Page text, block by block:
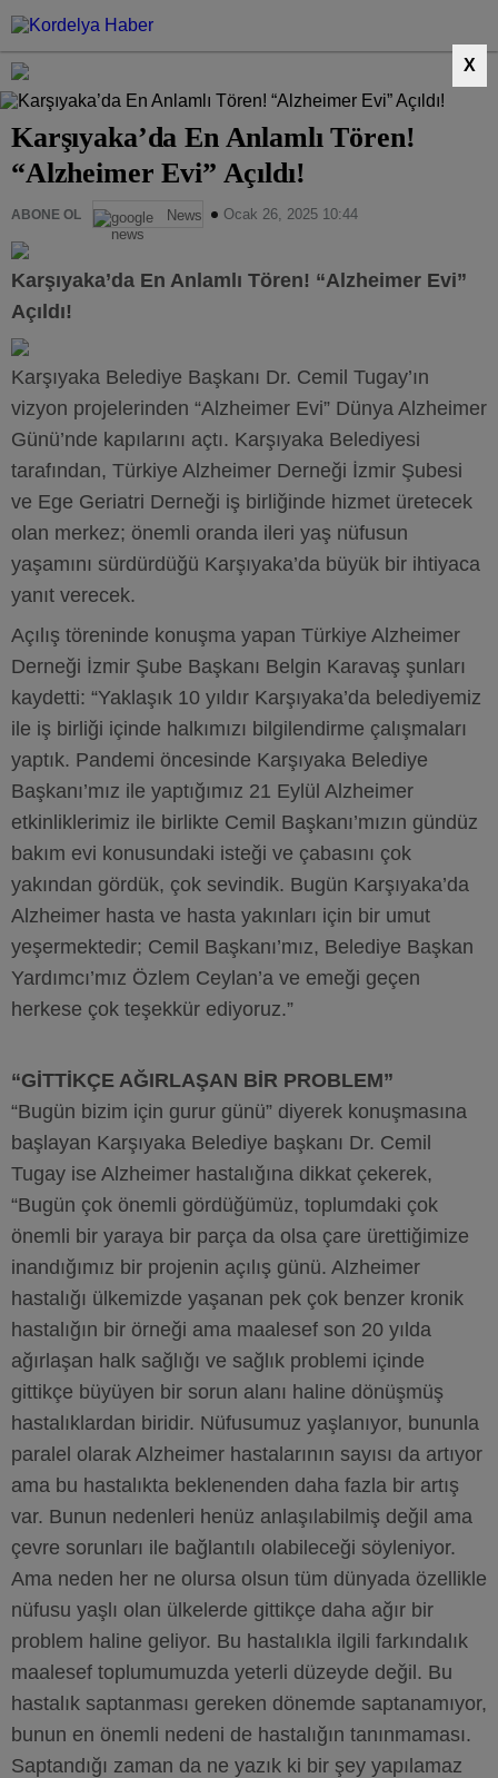
X
Karşıyaka’da En Anlamlı Tören!
“Alzheimer Evi” Açıldı!
ABONE OL News Ocak 26, 2025 10:44
Karşıyaka’da En Anlamlı Tören! “Alzheimer Evi”
Açıldı!
Karşıyaka Belediye Başkanı Dr. Cemil Tugay’ın
vizyon projelerinden “Alzheimer Evi” Dünya Alzheimer
Günü’nde kapılarını açtı. Karşıyaka Belediyesi
tarafından, Türkiye Alzheimer Derneği İzmir Şubesi
ve Ege Geriatri Derneği iş birliğinde hizmet üretecek
olan merkez; önemli oranda ileri yaş nüfusun
yaşamını sürdürdüğü Karşıyaka’da büyük bir ihtiyaca
yanıt verecek.
Açılış töreninde konuşma yapan Türkiye Alzheimer
Derneği İzmir Şube Başkanı Belgin Karavaş şunları
kaydetti: “Yaklaşık 10 yıldır Karşıyaka’da belediyemiz
ile iş birliği içinde halkımızı bilgilendirme çalışmaları
yaptık. Pandemi öncesinde Karşıyaka Belediye
Başkanı’mız ile yaptığımız 21 Eylül Alzheimer
etkinliklerimiz ile birlikte Cemil Başkanı’mızın gündüz
bakım evi konusundaki isteği ve çabasını çok
yakından gördük, çok sevindik. Bugün Karşıyaka’da
Alzheimer hasta ve hasta yakınları için bir umut
yeşermektedir; Cemil Başkanı’mız, Belediye Başkan
Yardımcı’mız Özlem Ceylan’a ve emeği geçen
herkese çok teşekkür ediyoruz.”
“GİTTİKÇE AĞIRLAŞAN BİR PROBLEM”
“Bugün bizim için gurur günü” diyerek konuşmasına
başlayan Karşıyaka Belediye başkanı Dr. Cemil
Tugay ise Alzheimer hastalığına dikkat çekerek,
“Bugün çok önemli gördüğümüz, toplumdaki çok
önemli bir yaraya bir parça da olsa çare ürettiğimize
inandığımız bir projenin açılış günü. Alzheimer
hastalığı ülkemizde yaşanan pek çok benzer kronik
hastalığın bir örneği ama maalesef son 20 yılda
ağırlaşan halk sağlığı ve sağlık problemi içinde
gittikçe büyüyen bir sorun alanı haline dönüşmüş
hastalıklardan biridir. Nüfusumuz yaşlanıyor, bununla
paralel olarak Alzheimer hastalarının sayısı da artıyor
ama bu hastalıkta beklenenden daha fazla bir artış
var. Bunun nedenleri henüz anlaşılabilmiş değil ama
çevre sorunları ile bağlantılı olabileceği söyleniyor.
Ama neden her ne olursa olsun tüm dünyada özellikle
nüfusu yaşlı olan ülkelerde gittikçe daha ağır bir
problem haline geliyor. Bu hastalıkla ilgili farkındalık
maalesef toplumumuzda yeterli düzeyde değil. Bu
hastalık saptanması gereken dönemde saptanamıyor,
bunun en önemli nedeni de hastalığın tanınmaması.
Saptandığı zaman da ne yazık ki bir şey yapılamaz